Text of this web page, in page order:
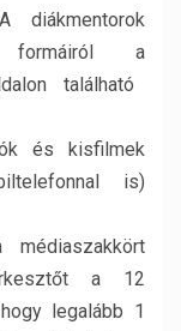
diákmentorok
formáiról a
található
és kisfilmek
is)
a 12
legalább 1